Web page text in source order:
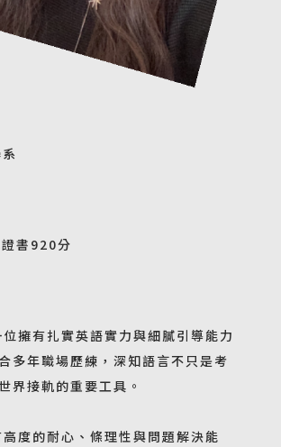
書920分
擁有扎實英語實力與細膩引導能力
多年職場歷練，深知語言不只是考
界接軌的重要工具。
度的耐心、條理性與問題解決能